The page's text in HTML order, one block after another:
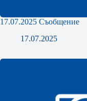
17.07.2025 Съобщение
17.07.2025